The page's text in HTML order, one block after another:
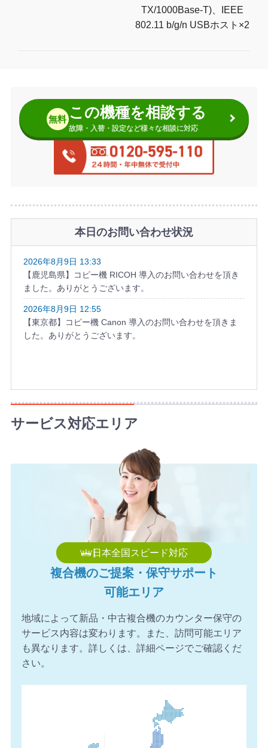
TX/1000Base-T)、IEEE
802.11 b/g/n USBホスト×2
無料 この機種を相談する
故障・入替・設定など様々な相談に対応
本日のお問い合わせ状況
2026年8月9日 13:33
【鹿児島県】コピー機 RICOH 導入のお問い合わせを頂き
ました。ありがとうございます。
2026年8月9日 12:55
【東京都】コピー機 Canon 導入のお問い合わせを頂きま
した。ありがとうございます。
サービス対応エリア
日本全国スピード対応
複合機のご提案・保守サポート
可能エリア
地域によって新品・中古複合機のカウンター保守の
サービス内容は変わります。また、訪問可能エリア
も異なります。詳しくは、詳細ページでご確認くだ
さい。